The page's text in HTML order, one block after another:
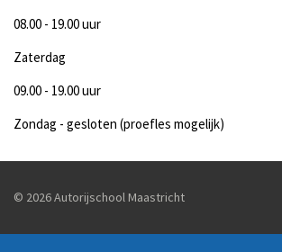
08.00 - 19.00 uur
Zaterdag
09.00 - 19.00 uur
Zondag - gesloten (proefles mogelijk)
© 2026 Autorijschool Maastricht